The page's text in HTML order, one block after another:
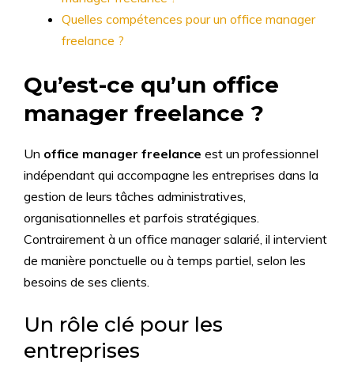
Quelles compétences pour un office manager
freelance ?
Qu’est-ce qu’un office
manager freelance ?
Un office manager freelance est un professionnel
indépendant qui accompagne les entreprises dans la
gestion de leurs tâches administratives,
organisationnelles et parfois stratégiques.
Contrairement à un office manager salarié, il intervient
de manière ponctuelle ou à temps partiel, selon les
besoins de ses clients.
Un rôle clé pour les
entreprises